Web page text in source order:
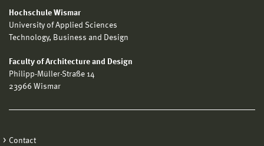
Hochschule Wismar
University of Applied Sciences
Technology, Business and Design
Faculty of Architecture and Design
Philipp-Müller-Straße 14
23966 Wismar
Contact